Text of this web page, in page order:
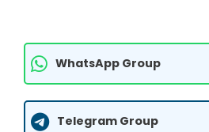
WhatsApp Group
Telegram Group